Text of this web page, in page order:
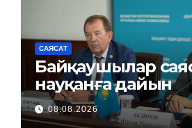
САЯСАТ
Байқаушылар
науқанға дайын
08.08.2026